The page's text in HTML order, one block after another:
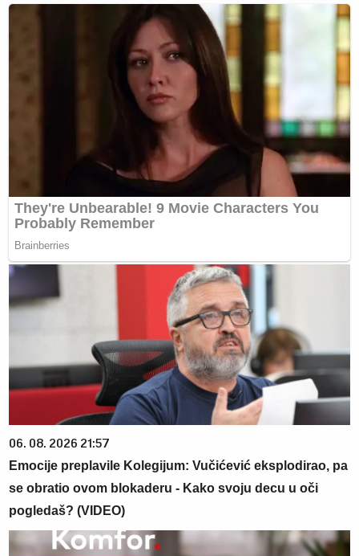
06. 08. 2026 21:57
Emocije preplavile Kolegijum: Vučićević eksplodirao, pa
se obratio ovom blokaderu - Kako svoju decu u oči
pogledaš? (VIDEO)